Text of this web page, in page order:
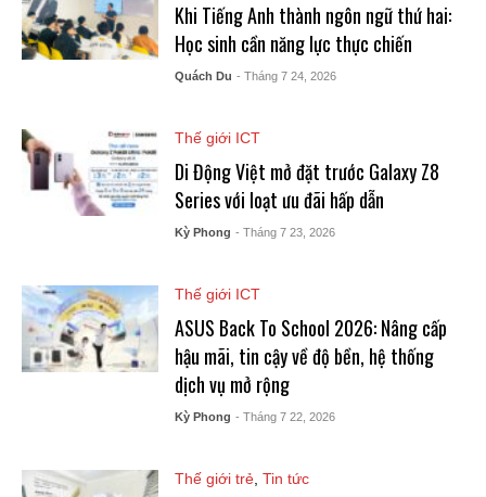
Khi Tiếng Anh thành ngôn ngữ thứ hai:
Học sinh cần năng lực thực chiến
Quách Du - Tháng 7 24, 2026
Thế giới ICT
Di Động Việt mở đặt trước Galaxy Z8
Series với loạt ưu đãi hấp dẫn
Kỳ Phong - Tháng 7 23, 2026
Thế giới ICT
ASUS Back To School 2026: Nâng cấp
hậu mãi, tin cậy về độ bền, hệ thống
dịch vụ mở rộng
Kỳ Phong - Tháng 7 22, 2026
Thế giới trẻ, Tin tức